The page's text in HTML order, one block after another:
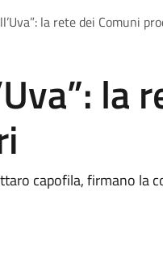
la rete dei Comuni
la
capofila, firmano la